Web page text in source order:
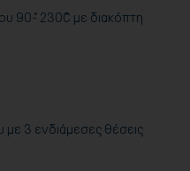
90˚- 230˚C με διακόπτη
με 3 ενδιάμεσες θέσεις